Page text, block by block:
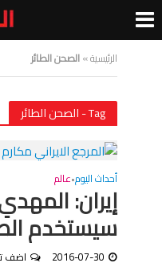
الرئيسية»الصحن الطائر
Tag - الصحن الطائر
أحداث اليوم•عالم
إيران:
سيستخدم
2016-07-30 اضف